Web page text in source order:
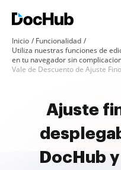
Inicio
Funcionalidad
Utiliza nuestras funciones de
en tu navegador sin
Vale de Descuento de Ajuste
Ajuste
DocHub